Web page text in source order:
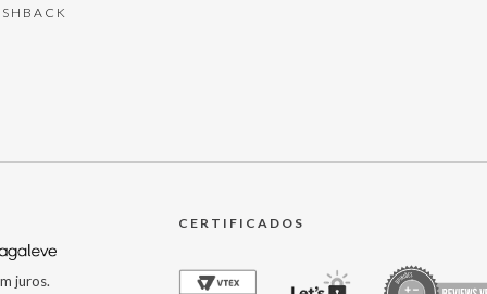
juros.
CERTIFICADOS